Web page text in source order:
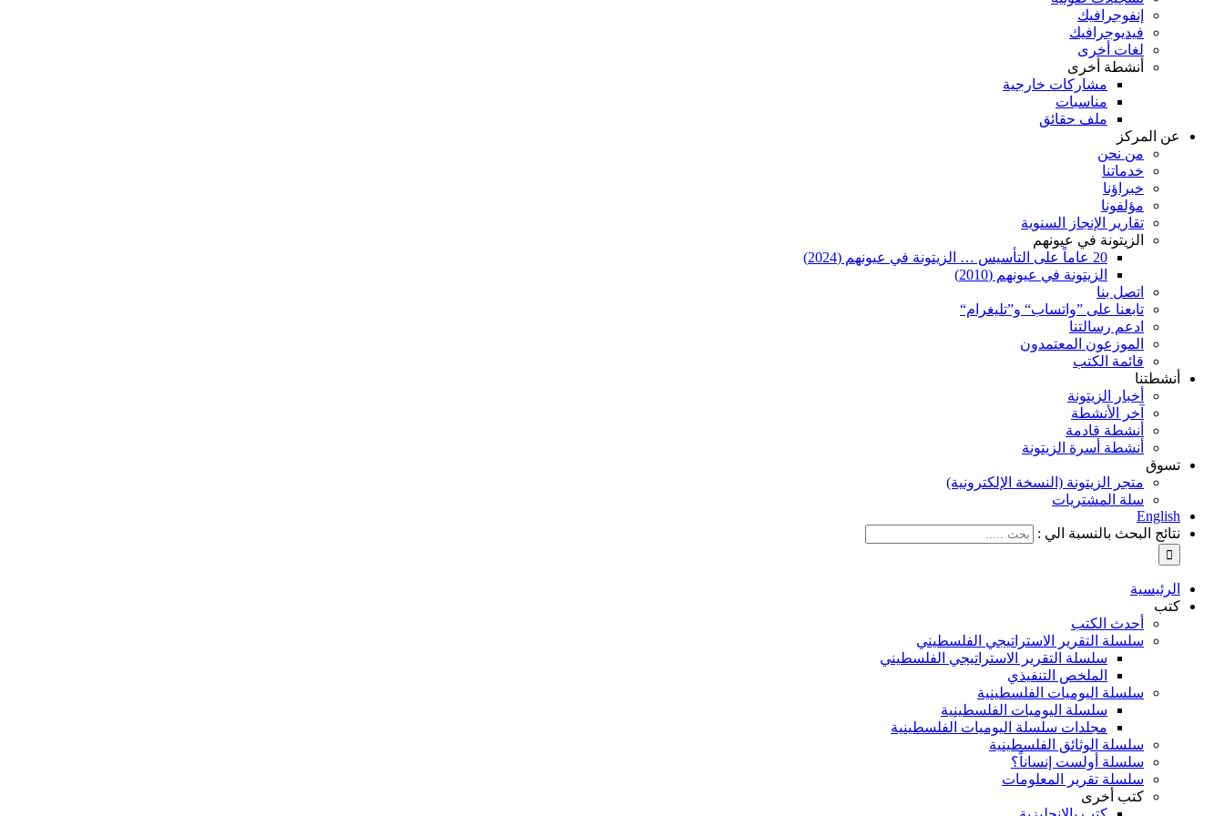
إنفوجرافيك
فيديوجرافيك
لغات أخرى
أنشطة أخرى
مشاركات خارجية
مناسبات
ملف حقائق
عن المركز
من نحن
خدماتنا
خبراؤنا
مؤلفونا
تقارير الإنجاز السنوية
الزيتونة في عيونهم
20 عاماً على التأسيس … الزيتونة في عيونهم (2024)
الزيتونة في عيونهم (2010)
اتصل بنا
تابعنا على ”واتساب“ و”تليغرام“
ادعم رسالتنا
الموزعون المعتمدون
قائمة الكتب
أنشطتنا
أخبار الزيتونة
آخر الأنشطة
أنشطة قادمة
أنشطة أسرة الزيتونة
تسوق
متجر الزيتونة (النسخة الإلكترونية)
سلة المشتريات
English
نتائج البحث بالنسبة الي :
الرئيسية
كتب
أحدث الكتب
سلسلة التقرير الاستراتيجي الفلسطيني
سلسلة التقرير الاستراتيجي الفلسطيني
الملخص التنفيذي
سلسلة اليوميات الفلسطينية
سلسلة اليوميات الفلسطينية
مجلدات سلسلة اليوميات الفلسطينية
سلسلة الوثائق الفلسطينية
سلسلة أولست إنساناً؟
سلسلة تقرير المعلومات
كتب أخرى